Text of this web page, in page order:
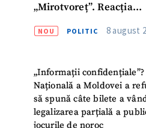
„Mirotvoreț”. Reacția
NOU POLITIC 8 august
„Informații
Națională a Moldovei a
să spună câte bilete a
legalizarea parțială a
jocurile de noroc
+ Numele meu
+ Emailul meu